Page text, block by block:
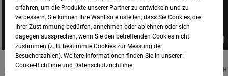
RVCA SURF ADVOCATE ASHER PACEY PERFORMS HIS VERSION OF A MASTERCLASS WITH
erfahren, um die Produkte unserer Partner zu entwickeln und zu
verbessern. Sie können Ihre Wahl so einstellen, dass Sie Cookies, die
Ihrer Zustimmung bedürfen, annehmen oder ablehnen oder sich
dagegen aussprechen, wenn Sie den betreffenden Cookies nicht
zustimmen (z. B. bestimmte Cookies zur Messung der
Besucherzahlen). Weitere Informationen finden Sie in unserer :
Cookie-Richtlinie und Datenschutzrichtlinie